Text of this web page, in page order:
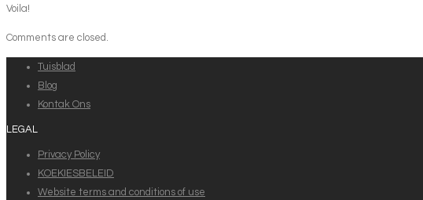
Voila!
Comments are closed.
Tuisblad
Blog
Kontak Ons
LEGAL
Privacy Policy
KOEKIESBELEID
Website terms and conditions of use